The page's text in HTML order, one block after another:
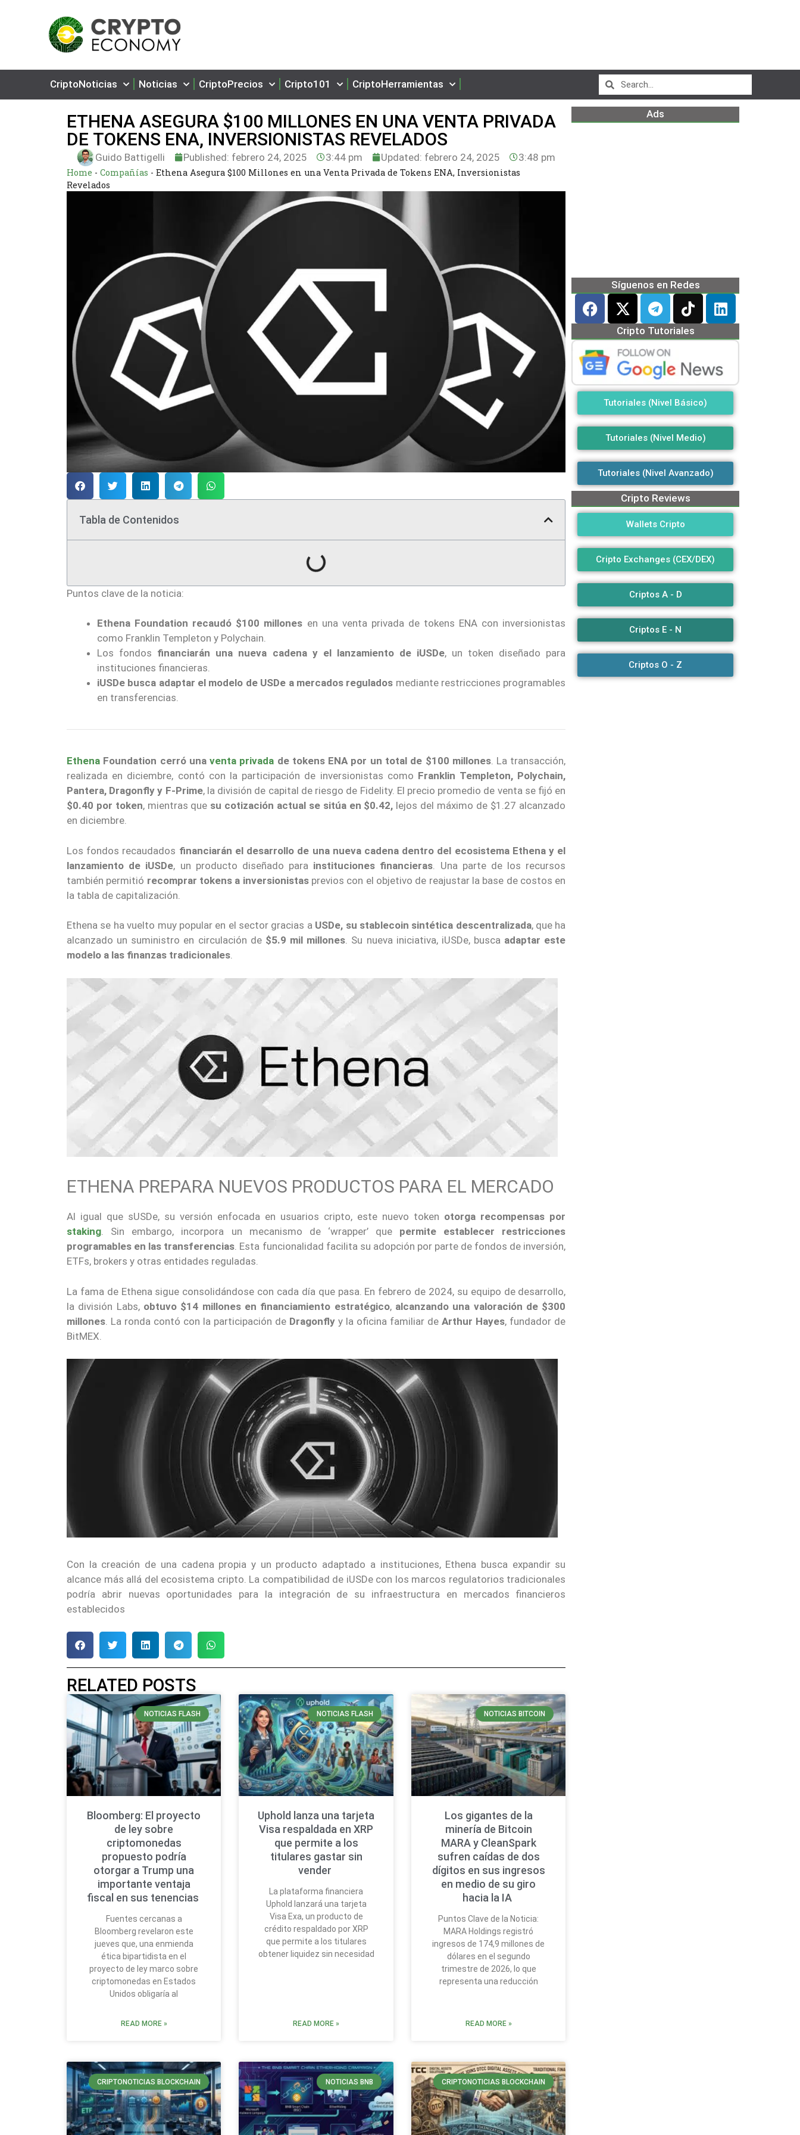
CriptoNoticias Noticias CriptoPrecios Cripto101 CriptoHerramientas
ETHENA ASEGURA $100 MILLONES EN UNA VENTA PRIVADA
DE TOKENS ENA, INVERSIONISTAS REVELADOS
Guido Battigelli Published: febrero 24, 2025 3:44 pm Updated: febrero 24, 2025 3:48 pm
Home - Compañías - Ethena Asegura $100 Millones en una Venta Privada de Tokens ENA, Inversionistas
Revelados
Tabla de Contenidos
Puntos clave de la noticia:
Ethena Foundation recaudó $100 millones en una venta privada de tokens ENA con inversionistas
como Franklin Templeton y Polychain.
Los fondos financiarán una nueva cadena y el lanzamiento de iUSDe, un token diseñado para
instituciones financieras.
iUSDe busca adaptar el modelo de USDe a mercados regulados mediante restricciones programables
en transferencias.
Ethena Foundation cerró unaventa privada de tokens ENA por un total de $100 millones. La transacción,
realizada en diciembre, contó con la participación de inversionistas como Franklin Templeton, Polychain,
Pantera, Dragonfly y F-Prime, la división de capital de riesgo de Fidelity. El precio promedio de venta se fijó en
$0.40 por token, mientras que su cotización actual se sitúa en $0.42, lejos del máximo de $1.27 alcanzado
en diciembre.
Los fondos recaudados financiarán el desarrollo de una nueva cadena dentro del ecosistema Ethena y el
lanzamiento de iUSDe, un producto diseñado para instituciones financieras . Una parte de los recursos
también permitió recomprar tokens a inversionistasprevios con el objetivo de reajustar la base de costos en
la tabla de capitalización.
Ethena se ha vuelto muy popular en el sector gracias a USDe, su stablecoin sintética descentralizada, que ha
alcanzado un suministro en circulación de $5.9 mil millones. Su nueva iniciativa, iUSDe, busca adaptar este
modelo a las finanzas tradicionales.
ETHENA PREPARA NUEVOS PRODUCTOS PARA EL MERCADO
Al igual que sUSDe, su versión enfocada en usuarios cripto, este nuevo token otorga recompensas por
staking. Sin embargo, incorpora un mecanismo de ‘wrapper’ que permite establecer restricciones
programables en las transferencias. Esta funcionalidad facilita su adopción por parte de fondos de inversión,
ETFs, brokers y otras entidades reguladas.
La fama de Ethena sigue consolidándose con cada día que pasa. En febrero de 2024, su equipo de desarrollo,
la división Labs, obtuvo $14 millones en financiamiento estratégico,alcanzando una valoración de $300
millones . La ronda contó con la participación de Dragonfly y la oficina familiar deArthur Hayes, fundador de
BitMEX.
Con la creación de una cadena propia y un producto adaptado a instituciones, Ethena busca expandir su
alcance más allá del ecosistema cripto. La compatibilidad de iUSDe con los marcos regulatorios tradicionales
podría abrir nuevas oportunidades para la integración de su infraestructura en mercados financieros
establecidos
RELATED POSTS
NOTICIAS FLASH
Bloomberg: El proyecto
de ley sobre
criptomonedas
propuesto podría
otorgar a Trump una
importante ventaja
fiscal en sus tenencias
Fuentes cercanas a
Bloomberg revelaron este
jueves que, una enmienda
ética bipartidista en el
proyecto de ley marco sobre
criptomonedas en Estados
Unidos obligaría al
READ MORE »
NOTICIAS FLASH
Uphold lanza una tarjeta
Visa respaldada en XRP
que permite a los
titulares gastar sin
vender
La plataforma financiera
Uphold lanzará una tarjeta
Visa Exa, un producto de
crédito respaldado por XRP
que permite a los titulares
obtener liquidez sin necesidad
READ MORE »
NOTICIAS BITCOIN
Los gigantes de la
minería de Bitcoin
MARA y CleanSpark
sufren caídas de dos
dígitos en sus ingresos
en medio de su giro
hacia la IA
Puntos Clave de la Noticia:
MARA Holdings registró
ingresos de 174,9 millones de
dólares en el segundo
trimestre de 2026, lo que
representa una reducción
READ MORE »
CRIPTONOTICIAS BLOCKCHAIN NOTICIAS BNB CRIPTONOTICIAS BLOCKCHAIN
Ads
Síguenos en Redes
Cripto Tutoriales
Tutoriales (Nivel Básico)
Tutoriales (Nivel Medio)
Tutoriales (Nivel Avanzado)
Cripto Reviews
Wallets Cripto
Cripto Exchanges (CEX/DEX)
Criptos A - D
Criptos E - N
Criptos O - Z